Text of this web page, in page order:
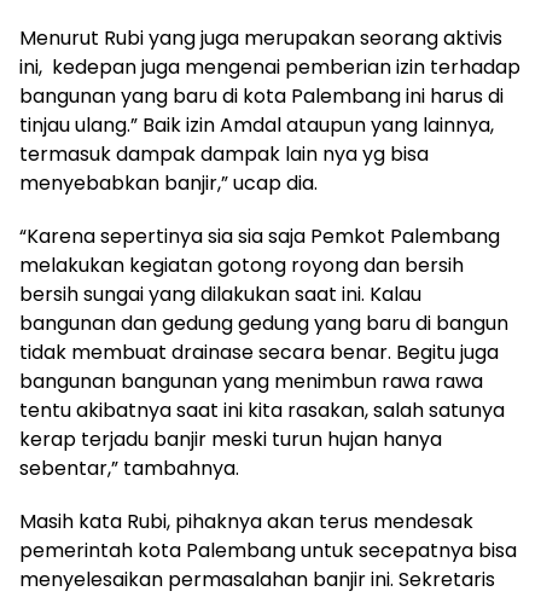
Menurut Rubi yang juga merupakan seorang aktivis
ini, kedepan juga mengenai pemberian izin terhadap
bangunan yang baru di kota Palembang ini harus di
tinjau ulang.” Baik izin Amdal ataupun yang lainnya,
termasuk dampak dampak lain nya yg bisa
menyebabkan banjir,” ucap dia.
“Karena sepertinya sia sia saja Pemkot Palembang
melakukan kegiatan gotong royong dan bersih
bersih sungai yang dilakukan saat ini. Kalau
bangunan dan gedung gedung yang baru di bangun
tidak membuat drainase secara benar. Begitu juga
bangunan bangunan yang menimbun rawa rawa
tentu akibatnya saat ini kita rasakan, salah satunya
kerap terjadu banjir meski turun hujan hanya
sebentar,” tambahnya.
Masih kata Rubi, pihaknya akan terus mendesak
pemerintah kota Palembang untuk secepatnya bisa
menyelesaikan permasalahan banjir ini. Sekretaris